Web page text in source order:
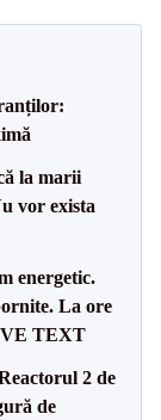
la marii
vor exista
energetic.
La ore
TEXT
2 de
de